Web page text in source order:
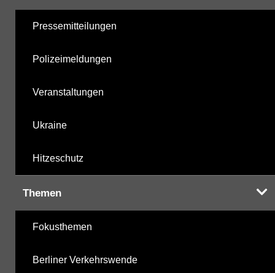
Pressemitteilungen
Polizeimeldungen
Veranstaltungen
Ukraine
Hitzeschutz
Themen
Fokusthemen
Berliner Verkehrswende